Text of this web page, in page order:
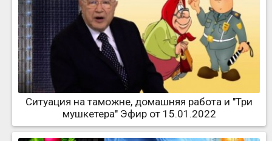
Ситуация на таможне, домашняя работа и "Три
мушкетера" Эфир от 15.01.2022